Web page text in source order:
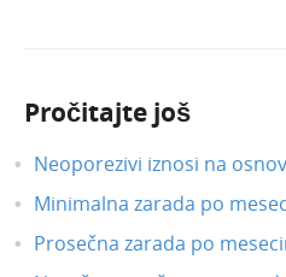
Pročitajte još
Neoporezivi iznosi na
Minimalna zarada po
Prosečna zarada po